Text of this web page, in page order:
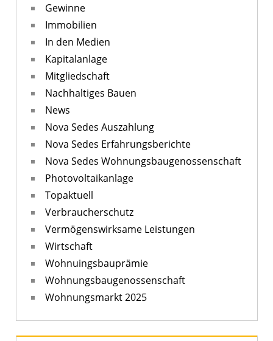
Gewinne
Immobilien
In den Medien
Kapitalanlage
Mitgliedschaft
Nachhaltiges Bauen
News
Nova Sedes Auszahlung
Nova Sedes Erfahrungsberichte
Nova Sedes Wohnungsbaugenossenschaft
Photovoltaikanlage
Topaktuell
Verbraucherschutz
Vermögenswirksame Leistungen
Wirtschaft
Wohnuingsbauprämie
Wohnungsbaugenossenschaft
Wohnungsmarkt 2025